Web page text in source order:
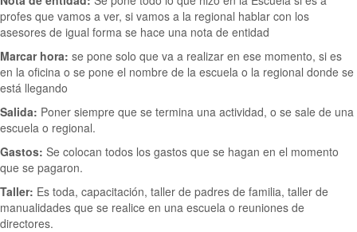
profes que vamos a ver, si vamos a la regional hablar con los
asesores de igual forma se hace una nota de entidad
Marcar hora: se pone solo que va a realizar en ese momento, si es
en la oficina o se pone el nombre de la escuela o la regional donde se
está llegando
Salida: Poner siempre que se termina una actividad, o se sale de una
escuela o regional.
Gastos: Se colocan todos los gastos que se hagan en el momento
que se pagaron.
Taller: Es toda, capacitación, taller de padres de familia, taller de
manualidades que se realice en una escuela o reuniones de
directores.